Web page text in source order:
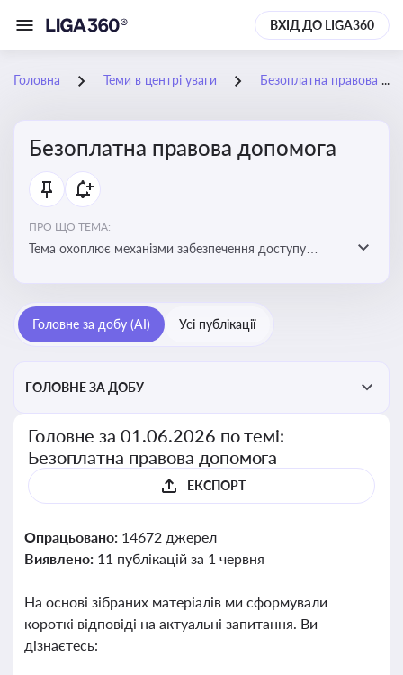
ВХІД ДО LIGA360
Головна Теми в центрі уваги Безоплатна правова допомога
Безоплатна правова допомога
ПРО ЩО ТЕМА:
Тема охоплює механізми забезпечення доступу
Головне за добу (AI) Усі публікації
ГОЛОВНЕ ЗА ДОБУ
Головне за 01.06.2026 по темі:
Безоплатна правова допомога
ЕКСПОРТ
Опрацьовано: 14672 джерел
Виявлено: 11 публікацій за 1 червня
На основі зібраних матеріалів ми сформували
короткі відповіді на актуальні запитання. Ви
дізнаєтесь: